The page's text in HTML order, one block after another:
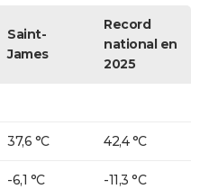
Saint-
James
Record
national en
2025
37,6 °C 42,4 °C
-6,1 °C -11,3 °C